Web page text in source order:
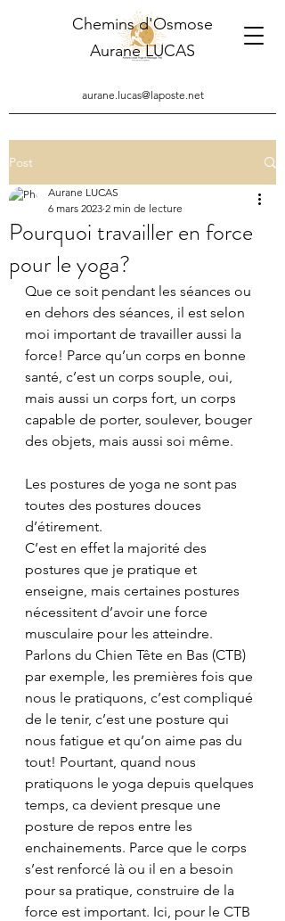
Chemins d'Osmose
Aurane LUCAS
aurane.lucas@laposte.net
Post
Pourquoi travailler en force
pour le yoga?
Aurane LUCAS
6 mars 2023 2 min de lecture
Que ce soit pendant les séances ou
en dehors des séances, il est selon
moi important de travailler aussi la
force! Parce qu’un corps en bonne
santé, c’est un corps souple, oui,
mais aussi un corps fort, un corps
capable de porter, soulever, bouger
des objets, mais aussi soi même.
Les postures de yoga ne sont pas
toutes des postures douces
d’étirement.
C’est en effet la majorité des
postures que je pratique et
enseigne, mais certaines postures
nécessitent d’avoir une force
musculaire pour les atteindre.
Parlons du Chien Tête en Bas (CTB)
par exemple, les premières fois que
nous le pratiquons, c’est compliqué
de le tenir, c’est une posture qui
nous fatigue et qu’on aime pas du
tout! Pourtant, quand nous
pratiquons le yoga depuis quelques
temps, ca devient presque une
posture de repos entre les
enchainements. Parce que le corps
s’est renforcé là ou il en a besoin
pour sa pratique, construire de la
force est important. Ici, pour le CTB